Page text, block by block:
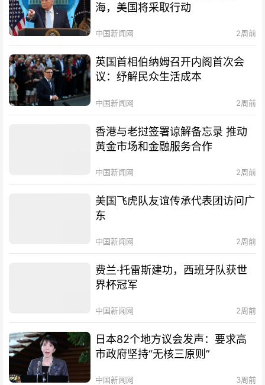
海，美国将采取行动
中国新闻网 2周前
英国首相伯纳姆召开内阁首次会
议：纾解民众生活成本
中国新闻网 2周前
香港与老挝签署谅解备忘录 推动
黄金市场和金融服务合作
中国新闻网 2周前
美国飞虎队友谊传承代表团访问广
东
中国新闻网 2周前
费兰·托雷斯建功，西班牙队获世
界杯冠军
中国新闻网 2周前
日本82个地方议会发声：要求高
市政府坚持“无核三原则”
中国新闻网 3周前